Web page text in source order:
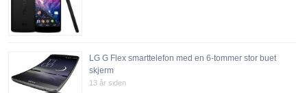
LG G Flex smarttelefon med en 6-tommer stor buet
skjerm
13 år siden